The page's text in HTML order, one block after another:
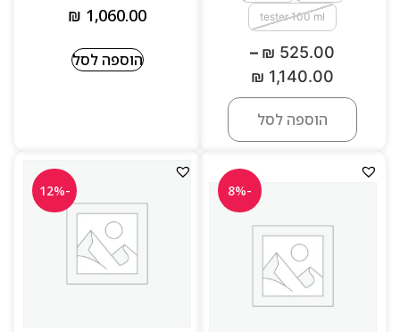
tester 100 ml
₪ 525.00
–
₪ 1,140.00
הוספה לסל
₪ 1,060.00
הוספה לסל
-8%
-12%